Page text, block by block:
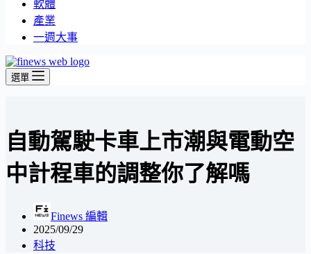
軟體
產業
一週大事
選單
自動駕駛卡車上市潮與電動空
中計程車的調整你了解嗎
Finews 編輯
2025/09/29
科技